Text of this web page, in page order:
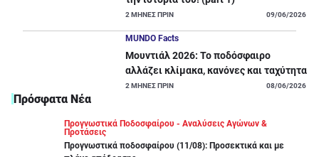
2 ΜΗΝΕΣ ΠΡΙΝ 09/06/2026
MUNDO Facts
Μουντιάλ 2026: Το ποδόσφαιρο
αλλάζει κλίμακα, κανόνες και ταχύτητα
2 ΜΗΝΕΣ ΠΡΙΝ 08/06/2026
Πρόσφατα Νέα
Προγνωστικά Ποδοσφαίρου - Αναλύσεις Αγώνων &
Προτάσεις
Προγνωστικά ποδοσφαίρου (11/08): Προσεκτικά και με